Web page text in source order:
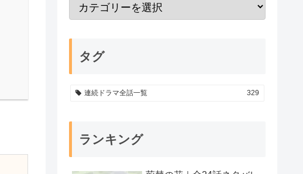
タグ
連続ドラマ全話一覧 329
ランキング